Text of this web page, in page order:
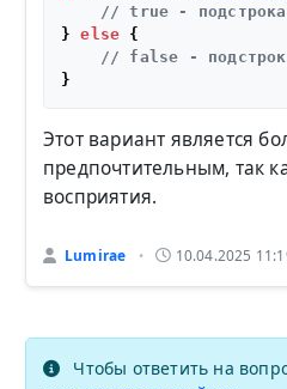
// true - подстрока
} else {
// false -
Этот вариант является
предпочтительным, так
восприятия.
Lumirae • 10.04.2025
Чтобы ответить на